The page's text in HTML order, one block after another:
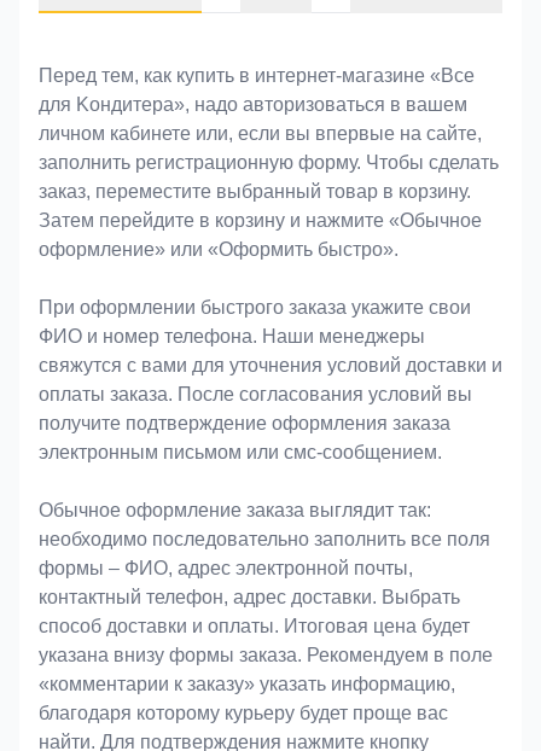
Оформление заказа
Перед тем, как купить в интернет-магазине «Bce
для Koндитeрa», надо авторизоваться в вашем
личном кабинете или, если вы впервые на сайте,
заполнить регистрационную форму. Чтобы сделать
заказ, переместите выбранный товар в корзину.
Затем перейдите в корзину и нажмите «Обычное
оформление» или «Оформить быстро».
При оформлении быстрого заказа укажите свои
ФИО и номер телефона. Наши менеджеры
свяжутся с вами для уточнения условий доставки и
оплаты заказа. После согласования условий вы
получите подтверждение оформления заказа
электронным письмом или смс-сообщением.
Обычное оформление заказа выглядит так:
необходимо последовательно заполнить все поля
формы – ФИО, адрес электронной почты,
контактный телефон, адрес доставки. Выбрать
способ доставки и оплаты. Итоговая цена будет
указана внизу формы заказа. Рекомендуем в поле
«комментарии к заказу» указать информацию,
благодаря которому курьеру будет проще вас
найти. Для подтверждения нажмите кнопку